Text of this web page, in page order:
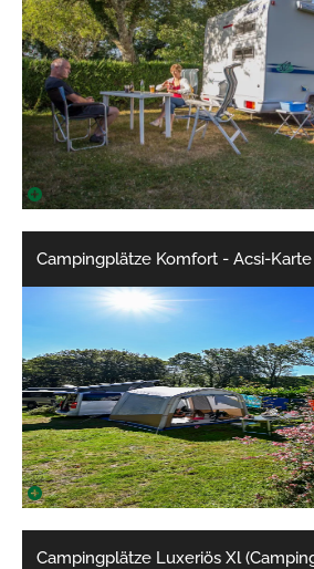
Campingplätze Komfort - Acsi-Karte
Campingplätze Luxeriös Xl